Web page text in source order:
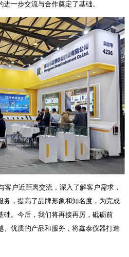
一步交流与合作奠定了基础。
客户近距离交流，深入了解客户需求，
务，提高了品牌形象和知名度，为完成
础。今后，我们将再接再厉，砥砺前
、优质的产品和服务，将鑫泰仪器打造